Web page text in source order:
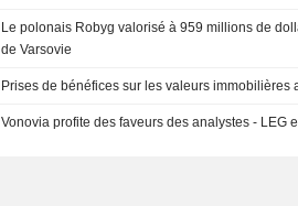
Le polonais Robyg valorisé à 959 millions de
de Varsovie
Prises de bénéfices sur les valeurs immobilières
Vonovia profite des faveurs des analystes - LEG